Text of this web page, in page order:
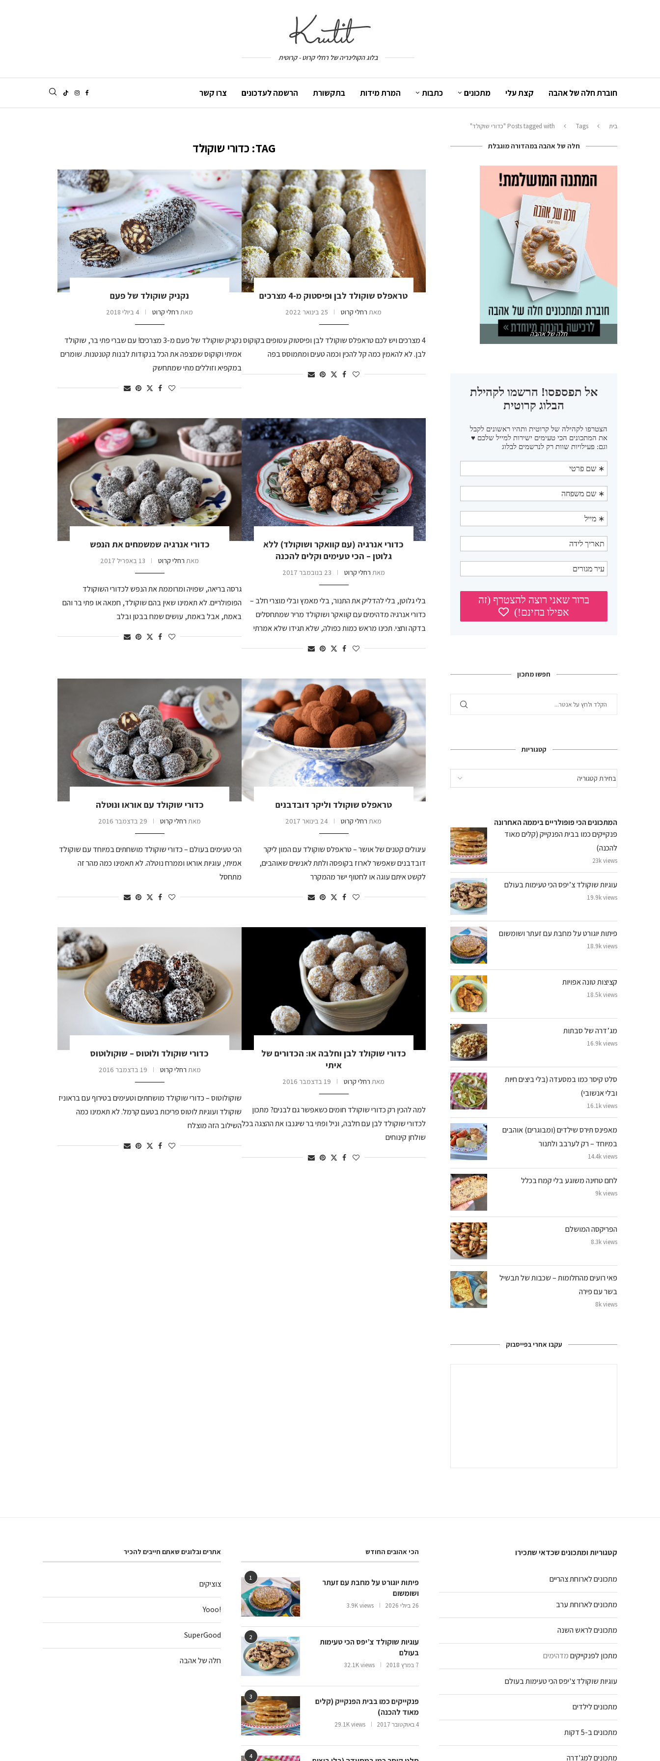
בלוג הקולינריה של רחלי קרוט - קרוטית
חוברת חלה של אהבה קצת עלי מתכונים כתבות המרת מידות בתקשורת הרשמה לעדכונים צרו קשר
בית Tags Posts tagged with "כדורי שוקולד"
TAG: כדורי שוקולד
טראפלס שוקולד לבן ופיסטוק מ-4 מצרכים
מאת רחלי קרוט 25 בינואר 2022
4 מצרכים ויש לכם טראפלס שוקולד לבן ופיסטוק עטופים בקוקוס
לבן. לא להאמין כמה קל להכין וכמה טעים ומתמוסס בפה
נקניק שוקולד של פעם
מאת רחלי קרוט 4 ביולי 2018
נקניק שוקולד של פעם מ-3 מצרכים! עם שברי פתי בר, שוקולד
אמיתי וקוקוס שמצפה את הכל בנקודות לבנות קטנטנות. שומרים
במקפיא וזוללים מתי שמתחשק
כדורי אנרגיה (עם קוואקר ושוקולד) ללא
גלוטן – הכי טעימים וקלים להכנה
מאת רחלי קרוט 23 בנובמבר 2017
בלי גלוטן, בלי להדליק את התנור, בלי מאמץ ובלי מוצרי חלב –
כדורי אנרגיה מדהימים עם קוואקר ושוקולד מריר שמתחסלים
בדקה וחצי. תכינו מראש כמות כפולה, שלא תגידו שלא אמרתי
כדורי אנרגיה שמשמחים את הנפש
מאת רחלי קרוט 13 באפריל 2017
גרסה בריאה, שפויה ומרוממת את הנפש לכדורי השוקולד
הפופולריים. לא תאמינו שאין בהם שוקולד, חמאה או פתי בר והם
באמת, אבל באמת, עושים שמח בבטן ובלב
טראפלס שוקולד וליקר דובדבנים
מאת רחלי קרוט 24 בינואר 2017
עיגולים קטנים של אושר – טראפלס שוקולד עם המון ליקר
דובדבנים שאפשר לארוז בקופסה ולתת לאנשים שאוהבים,
לקשט איתם עוגה או לחטוף ישר מהמקרר
כדורי שוקולד עם אוראו ונוטלה
מאת רחלי קרוט 29 בדצמבר 2016
הכי טעימים בעולם – כדורי שוקולד מושחתים במיוחד עם שוקולד
אמיתי, עוגיות אוראו וממרח נוטלה. לא תאמינו כמה מהר זה
מתחסל
כדורי שוקולד לבן וחלבה או: הכדורים של
איתי
מאת רחלי קרוט 19 בדצמבר 2016
למה להכין רק כדורי שוקולד חומים כשאפשר גם לבנים? מתכון
לכדורי שוקולד לבן עם חלבה, וניל ופתי בר שיגנבו את ההצגה בכל
שולחן קינוחים
כדורי שוקולד ולוטוס – שוקולוטוס
מאת רחלי קרוט 19 בדצמבר 2016
שוקולוטוס – כדורי שוקולד מושחתים וטעימים בטירוף עם בראוניז
שוקולד ועוגיות לוטוס פריכות בטעם קרמל. לא תאמינו כמה
השילוב הזה מוצלח
חלה של אהבה במהדורה מוגבלת
חלה של אהבה
חפשו מתכון
קטגוריות
המתכונים הכי פופולריים ביממה האחרונה
פנקייקים כמו בבית הפנקייק (קלים מאוד
להכנה)
23k views
עוגיות שוקולד צ’יפס הכי טעימות בעולם
19.9k views
פיתות יוגורט על מחבת עם זעתר ושומשום
18.9k views
קציצות טונה אפויות
18.5k views
מג’דרה של סבתות
16.9k views
סלט קיסר כמו במסעדה (בלי ביצים חיות
ובלי אנשובי)
16.1k views
מאפינס תירס שילדים (ומבוגרים) אוהבים
במיוחד – רק לערבב ולתנור
14.4k views
לחם טחינה משוגע בלי קמח בכלל
9k views
הפריקסה המושלם
8.3k views
פאי רועים מהחלומות – שכבות של תבשיל
בשר עם פירה
8k views
עקבו אחרי בפייסבוק
קטגוריות ומתכונים שכדאי שתכירו
מתכונים לארוחת צהריים
מתכונים לארוחת ערב
מתכונים לראש השנה
מתכון לפנקייקיםמדהימים
עוגיות שוקולד צ'יפס הכי טעימות בעולם
מתכונים לילדים
מתכונים ב-5 דקות
מתכונים למג'דרה
הכי אהובים החודש
1
פיתות יוגורט על מחבת עם זעתר
ושומשום
26 ביולי 2026 3.9K views
2
עוגיות שוקולד צ’יפס הכי טעימות
בעולם
7 במרץ 2018 32.1K views
3
פנקייקים כמו בבית הפנקייק (קלים
מאוד להכנה)
4 באוקטובר 2017 29.1K views
4
אתרים ובלוגים שאתם חייבים להכיר
צוציקים
!Yooo
SuperGood
חלה של אהבה